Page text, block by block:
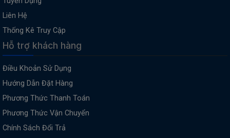
Liên Hệ
Thống Kê Truy Cập
Hỗ trợ khách hàng
Điều Khoản Sử Dụng
Hướng Dẫn Đặt Hàng
Phương Thức Thanh Toán
Phương Thức Vận Chuyển
Chính Sách Đổi Trả